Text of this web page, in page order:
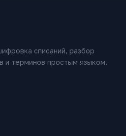
списаний, разбор
и терминов простым языком.